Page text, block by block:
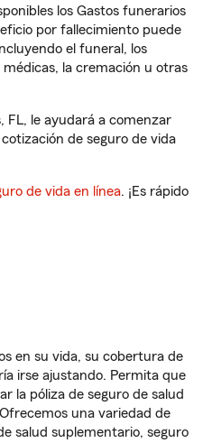
los Gastos funerarios
por fallecimiento puede
el funeral, los
la cremación u otras
FL, le ayudará a comenzar
de seguro de vida
de vida en línea. ¡Es rápido
en su vida, su cobertura de
irse ajustando. Permita que
la póliza de seguro de salud
una variedad de
salud suplementario, seguro